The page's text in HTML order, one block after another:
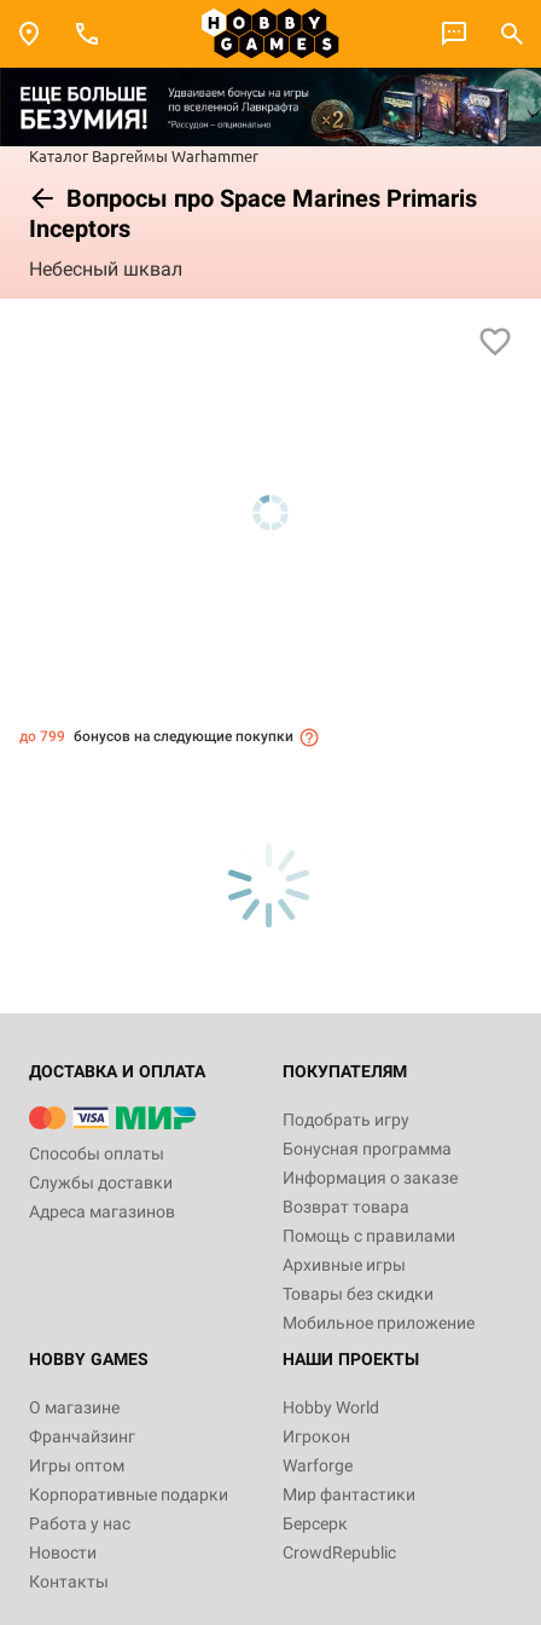
Каталог Варгеймы Warhammer
Вопросы про Space Marines Primaris
Inceptors
Небесный шквал
до 799 бонусов на следующие покупки
ДОСТАВКА И ОПЛАТА
Способы оплаты
Службы доставки
Адреса магазинов
ПОКУПАТЕЛЯМ
Подобрать игру
Бонусная программа
Информация о заказе
Возврат товара
Помощь с правилами
Архивные игры
Товары без скидки
Мобильное приложение
HOBBY GAMES
О магазине
Франчайзинг
Игры оптом
Корпоративные подарки
Работа у нас
Новости
Контакты
НАШИ ПРОЕКТЫ
Hobby World
Игрокон
Warforge
Мир фантастики
Берсерк
CrowdRepublic